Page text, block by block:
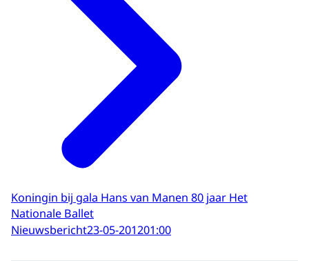
Koningin bij gala Hans van Manen 80 jaar Het
Nationale Ballet
Nieuwsbericht23-05-201201:00